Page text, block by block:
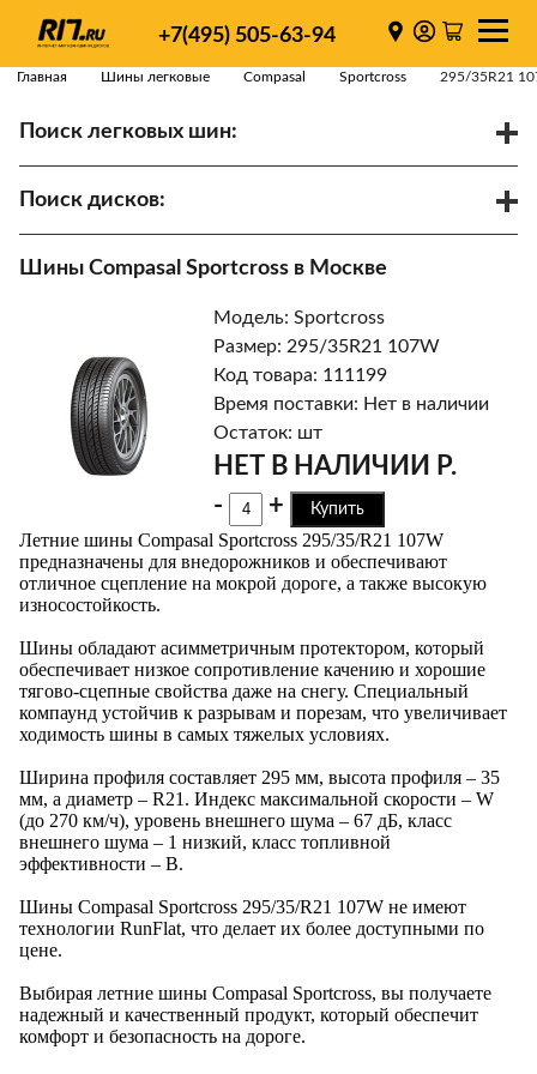
+7(495) 505-63-94
Главная Шины легковые Compasal Sportcross 295/35R21
Поиск легковых шин:
Поиск дисков:
Ступица
Шины Compasal Sportcross в Москве
Модель: Sportcross
Размер: 295/35R21 107W
Код товара: 111199
Время поставки: Нет в наличии
Остаток: шт
НЕТ В НАЛИЧИИ Р.
-
+ Купить
Летние шины Compasal Sportcross 295/35/R21 107W
предназначены для внедорожников и обеспечивают
отличное сцепление на мокрой дороге, а также высокую
износостойкость.
Шины обладают асимметричным протектором, который
обеспечивает низкое сопротивление качению и хорошие
тягово-сцепные свойства даже на снегу. Специальный
компаунд устойчив к разрывам и порезам, что увеличивает
ходимость шины в самых тяжелых условиях.
Ширина профиля составляет 295 мм, высота профиля – 35
мм, а диаметр – R21. Индекс максимальной скорости – W
(до 270 км/ч), уровень внешнего шума – 67 дБ, класс
внешнего шума – 1 низкий, класс топливной
эффективности – B.
Шины Compasal Sportcross 295/35/R21 107W не имеют
технологии RunFlat, что делает их более доступными по
цене.
Выбирая летние шины Compasal Sportcross, вы получаете
надежный и качественный продукт, который обеспечит
комфорт и безопасность на дороге.